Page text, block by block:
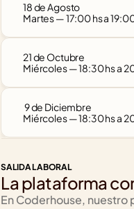
18 de Agosto
Martes — 17:00 hs a
21 de Octubre
Miércoles — 18:30 hs a
9 de Diciembre
Miércoles — 18:30 hs a
SALIDA LABORAL
La plataforma
En Coderhouse,